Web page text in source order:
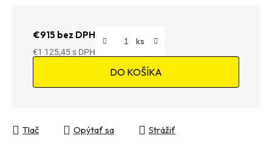
€915 bez DPH
€1 125,45
DO KOŠÍKA
Tlač Opýtať sa Strážiť